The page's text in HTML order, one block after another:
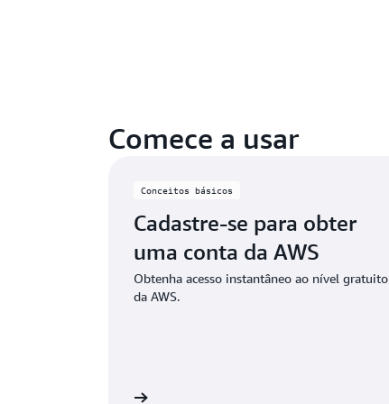
Comece a usar
Conceitos básicos
Cadastre-se para obter
uma conta da AWS
Obtenha acesso instantâneo ao nível gratuito
da AWS.